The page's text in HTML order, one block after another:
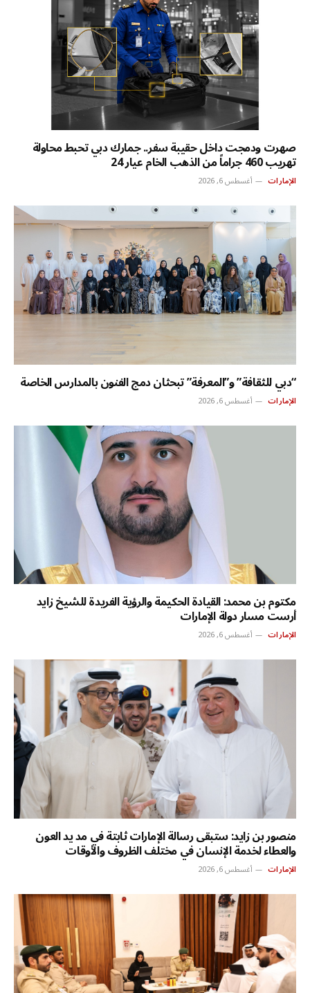
صهرت ودمجت داخل حقيبة سفر.. جمارك دبي تحبط محاولة
تهريب 460 جراماً من الذهب الخام عيار 24
الإمارات أغسطس 6, 2026
“دبي للثقافة” و”المعرفة” تبحثان دمج الفنون بالمدارس الخاصة
الإمارات أغسطس 6, 2026
مكتوم بن محمد: القيادة الحكيمة والرؤية الفريدة للشيخ زايد
أرست مسار دولة الإمارات
الإمارات أغسطس 6, 2026
منصور بن زايد: ستبقى رسالة الإمارات ثابتة في مد يد العون
والعطاء لخدمة الإنسان في مختلف الظروف والأوقات
الإمارات أغسطس 6, 2026